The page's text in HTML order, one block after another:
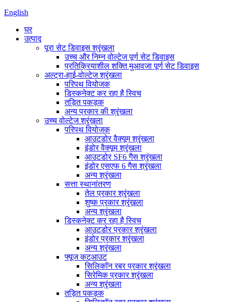
English
घर
उत्पाद
पूरा सेट डिवाइस श्रृंखला
उच्च और निम्न वोल्टेज पूर्ण सेट डिवाइस
प्रतिक्रियाशील शक्ति मुआवजा पूर्ण सेट डिवाइस
अल्ट्रा-हाई-वोल्टेज श्रृंखला
परिपथ वियोजक
डिस्कनेक्ट कर रहा है स्विच
तड़ित पकड़क
अन्य प्रकार की श्रृंखला
उच्च वोल्टेज श्रृंखला
परिपथ वियोजक
आउटडोर वैक्यूम श्रृंखला
इंडोर वैक्यूम श्रृंखला
आउटडोर SF6 गैस श्रृंखला
इंडोर एसएफ 6 गैस श्रृंखला
अन्य श्रृंखला
सत्ता स्थानांतरण
तेल प्रकार श्रृंखला
शुष्क प्रकार श्रृंखला
अन्य श्रृंखला
डिस्कनेक्ट कर रहा है स्विच
आउटडोर प्रकार श्रृंखला
इंडोर प्रकार श्रृंखला
अन्य श्रृंखला
फ्यूज कटआउट
सिलिकॉन रबर प्रकार श्रृंखला
सिरेमिक प्रकार श्रृंखला
अन्य श्रृंखला
तड़ित पकड़क